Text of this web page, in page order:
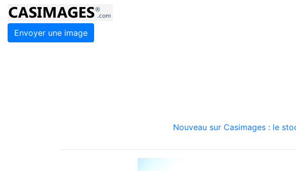
Envoyer une image
Nouveau sur Casimages : le